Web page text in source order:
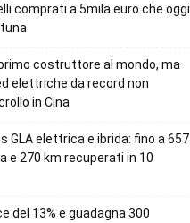
comprati a 5mila euro che oggi
costruttore al mondo, ma
elettriche da record non
in Cina
GLA elettrica e ibrida: fino a 657
e 270 km recuperati in 10
del 13% e guadagna 300